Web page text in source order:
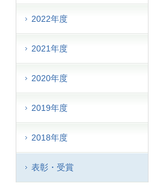
2022年度
2021年度
2020年度
2019年度
2018年度
表彰・受賞